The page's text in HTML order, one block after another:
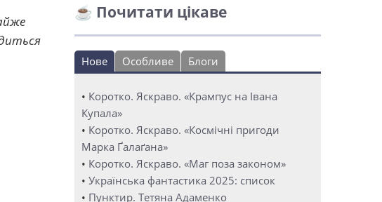
☕ Почитати цікаве
Нове Особливе Блоги
• Коротко. Яскраво. «Крампус на Івана
Купала»
• Коротко. Яскраво. «Космічні пригоди
Марка Ґалаґана»
• Коротко. Яскраво. «Маг поза законом»
• Українська фантастика 2025: список
• Пунктир. Тетяна Адаменко